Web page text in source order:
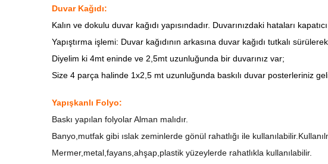
Duvar Kağıdı:
Kalın ve dokulu duvar kağıdı yapısındadır. Duvarınızdaki hataları
Yapıştırma işlemi: Duvar kağıdının arkasına duvar kağıdı tutkalı sürülerek
Diyelim ki 4mt eninde ve 2,5mt uzunluğunda bir duvarınız var;
Size 4 parça halinde 1x2,5 mt uzunluğunda baskılı duvar posterleriniz
Yapışkanlı Folyo:
Baskı yapılan folyolar Alman malıdır.
Banyo,mutfak gibi ıslak zeminlerde gönül rahatlığı ile
Mermer,metal,fayans,ahşap,plastik yüzeylerde rahatlıkla kullanılabilir.